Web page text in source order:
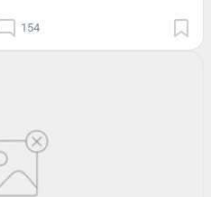
154